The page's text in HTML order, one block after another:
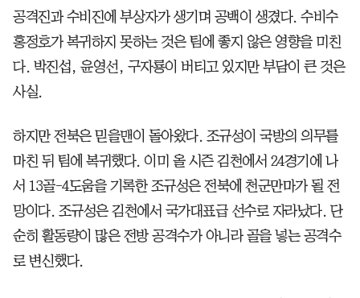
공격진과 수비진에 부상자가 생기며 공백이 생겼다. 수비수
홍정호가 복귀하지 못하는 것은 팀에 좋지 않은 영향을 미친
다. 박진섭, 윤영선, 구자룡이 버티고 있지만 부담이 큰 것은
사실.
하지만 전북은 믿을맨이 돌아왔다. 조규성이 국방의 의무를
마친 뒤 팀에 복귀했다. 이미 올 시즌 김천에서 24경기에 나
서 13골-4도움을 기록한 조규성은 전북에 천군만마가 될 전
망이다. 조규성은 김천에서 국가대표급 선수로 자라났다. 단
순히 활동량이 많은 전방 공격수가 아니라 골을 넣는 공격수
로 변신했다.